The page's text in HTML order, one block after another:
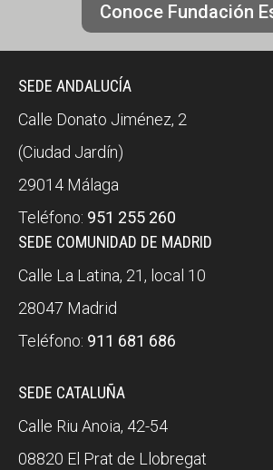
Conoce Fundación
SEDE ANDALUCÍA
Calle Donato Jiménez, 2
(Ciudad Jardín)
29014 Málaga
Teléfono: 951 255 260
SEDE COMUNIDAD DE MADRID
Calle La Latina, 21, local 10
28047 Madrid
Teléfono: 911 681 686
SEDE CATALUÑA
Calle Riu Anoia, 42-54
08820 El Prat de Llobregat